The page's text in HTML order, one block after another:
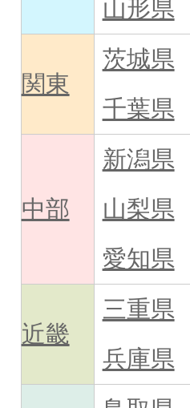
山形県
関東
茨城県
千葉県
中部
新潟県
山梨県
愛知県
近畿
三重県
兵庫県